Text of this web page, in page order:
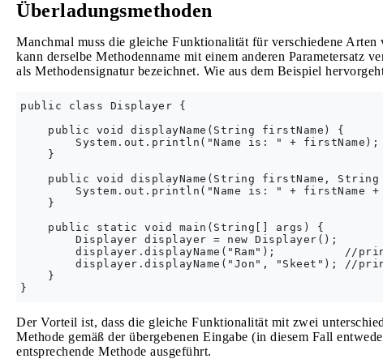
Überladungsmethoden
Manchmal muss die gleiche Funktionalität für verschiedene
kann derselbe Methodenname mit einem anderen Parametersatz
als Methodensignatur bezeichnet. Wie aus dem Beispiel
public class Displayer {
    public void displayName(String firstName) {
        System.out.println("Name is: " + firstName);
    }
public void displayName(String firstName, String
System.out.println("Name is: " + firstName +
    }
    public static void main(String[] args) {
        Displayer displayer = new Displayer();
displayer.displayName("Ram");          //
displayer.displayName("Jon", "Skeet"); //
    }
Der Vorteil ist, dass die gleiche Funktionalität mit zwei
Methode gemäß der übergebenen Eingabe (in diesem Fall
entsprechende Methode ausgeführt.